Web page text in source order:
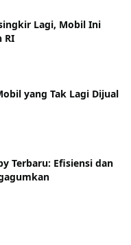
Lagi, Mobil Ini
RI
yang Tak Lagi Dijual
Terbaru: Efisiensi dan